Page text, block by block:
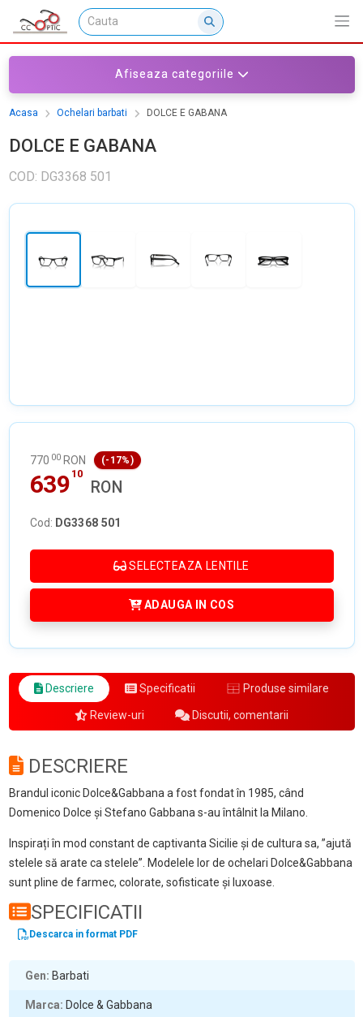
Afiseaza categoriile
Acasa Ochelari barbati DOLCE E GABANA
DOLCE E GABANA
COD: DG3368 501
770 00 RON (-17%)
639 10
RON
Cod: DG3368 501
SELECTEAZA LENTILE
ADAUGA IN COS
Descriere Specificatii Produse similare
Review-uri Discutii, comentarii
DESCRIERE
Brandul iconic Dolce&Gabbana a fost fondat în 1985, când
Domenico Dolce și Stefano Gabbana s-au întâlnit la Milano.
Inspirați în mod constant de captivanta Sicilie și de cultura sa, ”ajută
stelele să arate ca stelele”. Modelele lor de ochelari Dolce&Gabbana
sunt pline de farmec, colorate, sofisticate și luxoase.
SPECIFICATII
Descarca in format PDF
Gen Barbati
Marca Dolce & Gabbana